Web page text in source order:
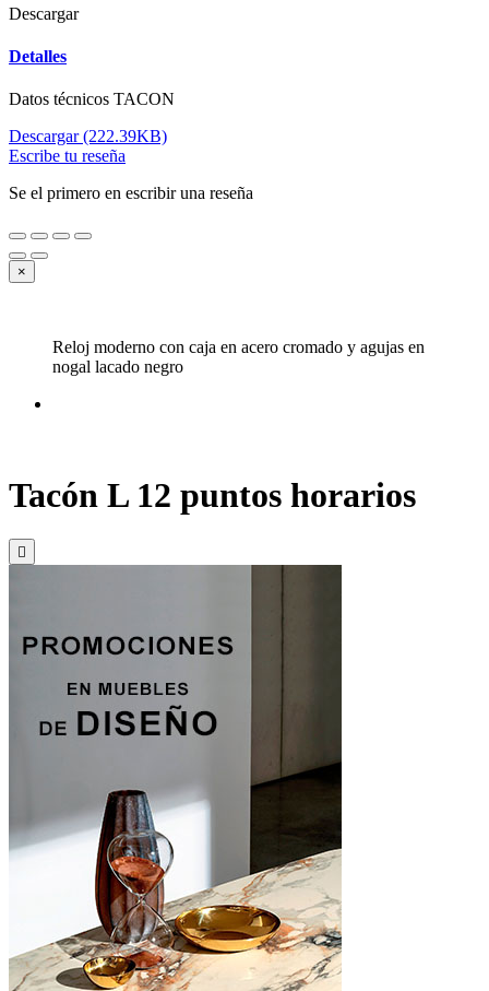
Descargar
Detalles
Datos técnicos TACON
Descargar (222.39KB)
Escribe tu reseña
Se el primero en escribir una reseña
×
Reloj moderno con caja en acero cromado y agujas en
nogal lacado negro
Tacón L 12 puntos horarios
